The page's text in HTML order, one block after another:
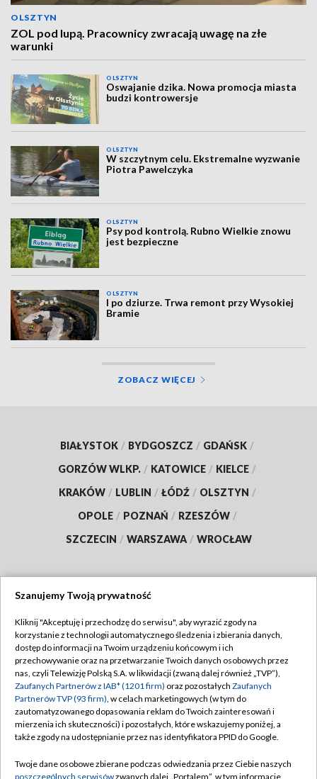
OLSZTYN
ZOL pod lupą. Pracownicy zwracają uwagę na złe
warunki
OLSZTYN
Oswajanie dzika. Nowa promocja miasta
budzi kontrowersje
OLSZTYN
W szczytnym celu. Ekstremalne wyzwanie
Piotra Pawelczyka
OLSZTYN
Psy pod kontrolą. Rubno Wielkie znowu
jest bezpieczne
OLSZTYN
I po dziurze. Trwa remont przy Wysokiej
Bramie
ZOBACZ WIĘCEJ
BIAŁYSTOK / BYDGOSZCZ / GDAŃSK /
GORZÓW WLKP. / KATOWICE / KIELCE /
KRAKÓW / LUBLIN / ŁÓDŹ / OLSZTYN /
OPOLE / POZNAŃ / RZESZÓW /
SZCZECIN / WARSZAWA / WROCŁAW
TVP
Abonament TVP
Emisja w TVP
Centrum informacji TVP
Naziemna Telewizja Cyfrowa
Rada Programowa
Regulamin TVP
Polityka prywatności
Moje zgody
Pomoc
Szanujemy Twoją prywatność
Kliknij "Akceptuję i przechodzę do serwisu", aby wyrazić zgody na
korzystanie z technologii automatycznego śledzenia i zbierania danych,
dostęp do informacji na Twoim urządzeniu końcowym i ich
przechowywanie oraz na przetwarzanie Twoich danych osobowych przez
nas, czyli Telewizję Polską S.A. w likwidacji (zwaną dalej również „TVP”),
Zaufanych Partnerów z IAB* (1201 firm) oraz pozostałych Zaufanych
Partnerów TVP (93 firm), w celach marketingowych (w tym do
zautomatyzowanego dopasowania reklam do Twoich zainteresowań i
mierzenia ich skuteczności) i pozostałych, które wskazujemy poniżej, a
także zgody na udostępnianie przez nas identyfikatora PPID do Google.
Twoje dane osobowe zbierane podczas odwiedzania przez Ciebie naszych
poszczególnych serwisówzwanych dalej „Portalem”, w tym informacje